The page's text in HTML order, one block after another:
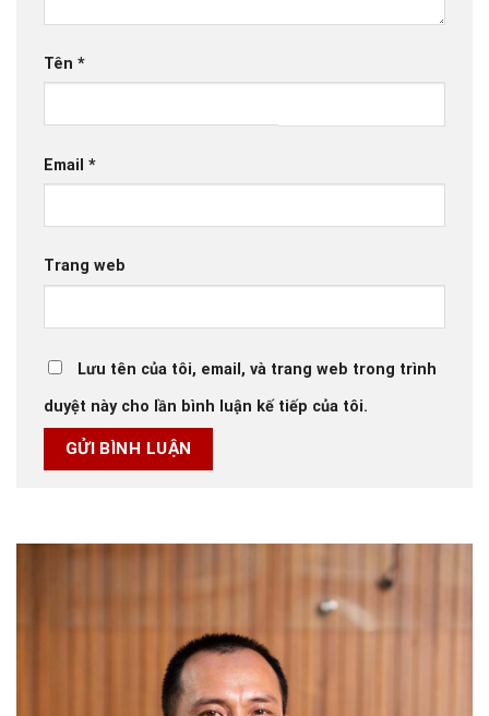
Tên *
Email *
Trang web
Lưu tên của tôi, email, và trang web trong trình
duyệt này cho lần bình luận kế tiếp của tôi.